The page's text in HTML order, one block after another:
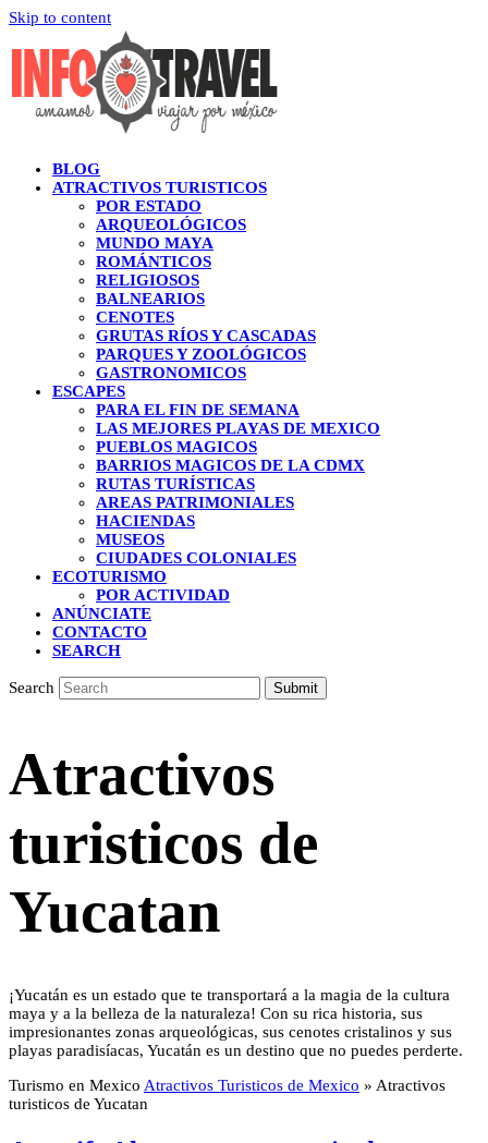
Skip to content
BLOG
ATRACTIVOS TURISTICOS
POR ESTADO
ARQUEOLÓGICOS
MUNDO MAYA
ROMÁNTICOS
RELIGIOSOS
BALNEARIOS
CENOTES
GRUTAS RÍOS Y CASCADAS
PARQUES Y ZOOLÓGICOS
GASTRONOMICOS
ESCAPES
PARA EL FIN DE SEMANA
LAS MEJORES PLAYAS DE MEXICO
PUEBLOS MAGICOS
BARRIOS MAGICOS DE LA CDMX
RUTAS TURÍSTICAS
AREAS PATRIMONIALES
HACIENDAS
MUSEOS
CIUDADES COLONIALES
ECOTURISMO
POR ACTIVIDAD
ANÚNCIATE
CONTACTO
SEARCH
Search Submit
Atractivos
turisticos de
Yucatan
¡Yucatán es un estado que te transportará a la magia de la cultura
maya y a la belleza de la naturaleza! Con su rica historia, sus
impresionantes zonas arqueológicas, sus cenotes cristalinos y sus
playas paradisíacas, Yucatán es un destino que no puedes perderte.
Turismo en Mexico Atractivos Turisticos de Mexico » Atractivos
turisticos de Yucatan